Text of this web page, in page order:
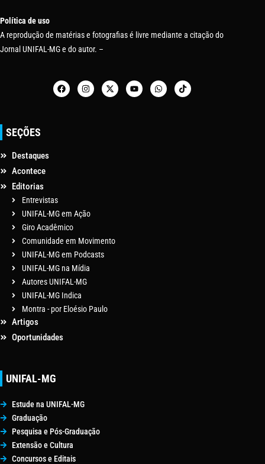
Política de uso
A reprodução de matérias e fotografias é livre mediante a citação do
Jornal UNIFAL-MG e do autor. –
SEÇÕES
Destaques
Acontece
Editorias
Entrevistas
UNIFAL-MG em Ação
Giro Acadêmico
Comunidade em Movimento
UNIFAL-MG em Podcasts
UNIFAL-MG na Mídia
Autores UNIFAL-MG
UNIFAL-MG Indica
Montra - por Eloésio Paulo
Artigos
Oportunidades
UNIFAL-MG
Estude na UNIFAL-MG
Graduação
Pesquisa e Pós-Graduação
Extensão e Cultura
Concursos e Editais